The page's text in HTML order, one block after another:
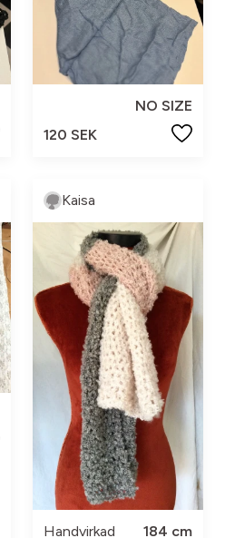
NO SIZE
120 SEK
Kaisa
Handvirkad
184 cm